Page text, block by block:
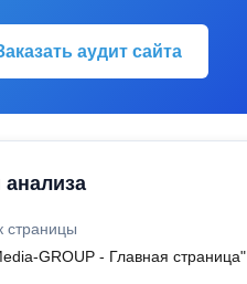
аудит сайта
анализа
страницы
GROUP - Главная страница"